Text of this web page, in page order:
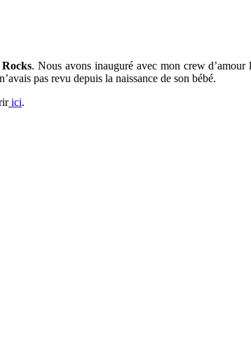
. Nous avons inauguré avec mon crew
pas revu depuis la naissance de son bébé.
ici.